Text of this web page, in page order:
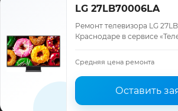
LG 27LB70006LA
Ремонт телевизора LG
Краснодаре в сервисе
запчасти и гарантия до 12
Средняя цена ремонта
Оставить